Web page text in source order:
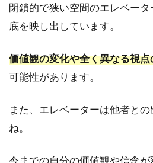
る
規
地
震
の
閉鎖的で狭い空間のエレベー
底を映し出しています。
価値観の変化や全く異なる視
可能性があります。
また、エレベーターは他者と
ね。
今までの自分の価値観や信念